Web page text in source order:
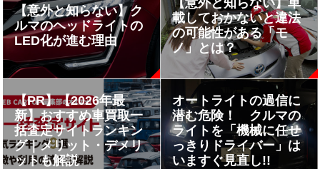
【意外と知らない】ク
ルマのヘッドライトの
LED化が進む理由
【意外と知らない】車
載しておかないと違法
の可能性がある「モ
ノ」とは？
【PR】【2026年最
新】おすすめ車買取一
括査定サイトランキン
グ｜メリット・デメリ
ットも解説
オートライトの過信に
潜む危険！ クルマの
ライトを「機械に任せ
っきりドライバー」は
いますぐ見直し!!